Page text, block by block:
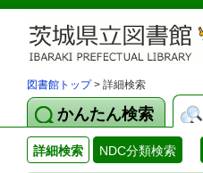
図書館トップ> 詳細検索
かんたん検索
詳細検索 NDC分類検索